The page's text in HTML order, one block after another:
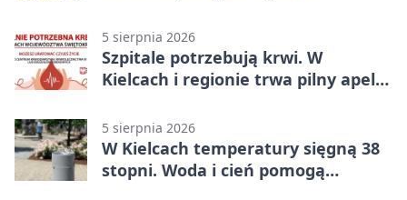
5 sierpnia 2026
Szpitale potrzebują krwi. W
Kielcach i regionie trwa pilny apel
5 sierpnia 2026
W Kielcach temperatury sięgną 38
stopni. Woda i cień pomogą